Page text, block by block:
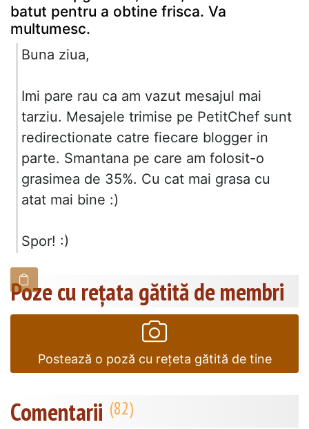
batut pentru a obtine frisca. Va
multumesc.
Buna ziua,
Imi pare rau ca am vazut mesajul mai
tarziu. Mesajele trimise pe PetitChef sunt
redirectionate catre fiecare blogger in
parte. Smantana pe care am folosit-o
grasimea de 35%. Cu cat mai grasa cu
atat mai bine :)
Spor! :)
Poze cu rețata gătită de membri
Postează o poză cu rețeta gătită de tine
Comentarii